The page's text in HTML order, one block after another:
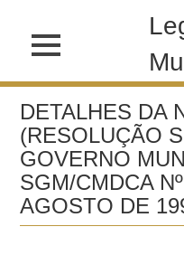
DETALHES DA
(RESOLUÇÃO
GOVERNO
SGM/CMDCA
AGOSTO DE